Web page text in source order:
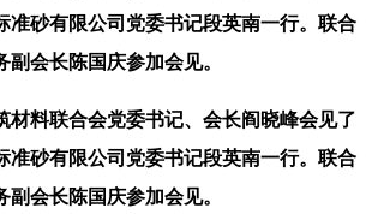
准砂有限公司党委书记段英南一行。联合
会长陈国庆参加会见。
料联合会党委书记、会长阎晓峰会见了
准砂有限公司党委书记段英南一行。联合
会长陈国庆参加会见。